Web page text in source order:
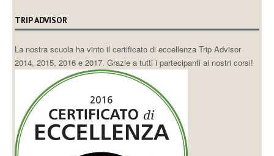
TRIP ADVISOR
La nostra scuola ha vinto il certificato di eccellenza Trip Advisor
2014, 2015, 2016 e 2017. Grazie a tutti i partecipanti ai nostri corsi!